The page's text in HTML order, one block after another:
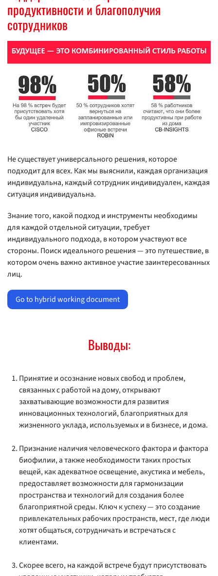
продуктивности и благополучия
сотрудников
Не существует универсального решения, которое
подходит для всех. Как мы выяснили, каждая организация
индивидуальна, каждый сотрудник индивидуален, каждая
ситуация индивидуальна.
Знание того, какой подход и инструменты необходимы
для каждой отдельной ситуации, требует
индивидуального подхода, в котором участвуют все
стороны. Поиск идеального решения — это путешествие, в
котором очень важно активное участие заинтересованных
лиц.
Go to hybrid working document
Выводы:
Принятие и осознание новых свобод и проблем,
связанных с работой на дому, открывают
захватывающие возможности для развития
инновационных технологий, благоприятных для
жизненного уклада, используемых и в бизнесе, и дома.
Признание наличия человеческого фактора и фактора
биофилии, а также необходимости таких простых
вещей, как адекватное освещение, акустика и мебель,
предоставляет возможности для гармонизации
пространства и технологий для создания более
благоприятной среды. Ключ к успеху — это создание
привлекательных рабочих пространств, мест, где люди
хотят общаться, сотрудничать и встречаться с
клиентами.
Скорее всего, на каждой встрече будут присутствовать